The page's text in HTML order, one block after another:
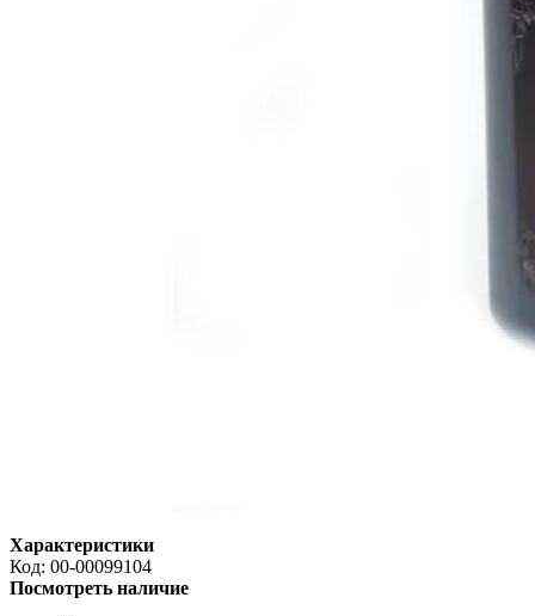
Характеристики
Код: 00-00099104
Посмотреть наличие